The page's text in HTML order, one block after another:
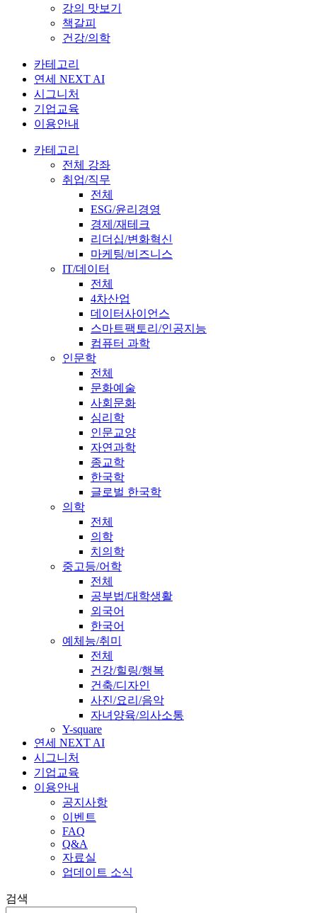
강의 맛보기
책갈피
건강/의학
카테고리
연세 NEXT AI
시그니처
기업교육
이용안내
카테고리
전체 강좌
취업/직무
전체
ESG/윤리경영
경제/재테크
리더십/변화혁신
마케팅/비즈니스
IT/데이터
전체
4차산업
데이터사이언스
스마트팩토리/인공지능
컴퓨터 과학
인문학
전체
문화예술
사회문화
심리학
인문교양
자연과학
종교학
한국학
글로벌 한국학
의학
전체
의학
치의학
중고등/어학
전체
공부법/대학생활
외국어
한국어
예체능/취미
전체
건강/힐링/행복
건축/디자인
사진/요리/음악
자녀양육/의사소통
Y-square
연세 NEXT AI
시그니처
기업교육
이용안내
공지사항
이벤트
FAQ
Q&A
자료실
업데이트 소식
검색